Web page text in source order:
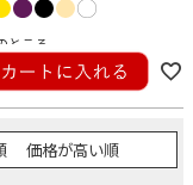
ところ
税込
価格が高い順
ない